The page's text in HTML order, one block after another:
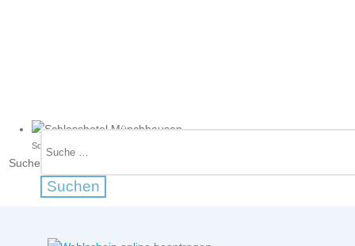
Schlosshotel Münchhausen
Suche
Suchen